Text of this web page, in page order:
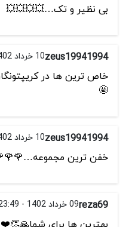
بی نظیر و تک…💥💥💥💥
zeus1994199410 خرداد 1402 - 01:09
خاص ترین ها در
🤩
zeus1994199410 خرداد 1402 - 01:08
خفن ترین
reza6909 خرداد 1402 - 23:49